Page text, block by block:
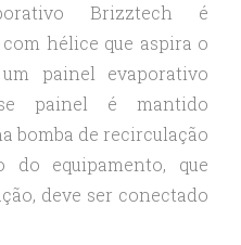
Brizztech é
hélice que aspira o
painel evaporativo
painel é mantido
bomba de recirculação
do equipamento, que
deve ser conectado